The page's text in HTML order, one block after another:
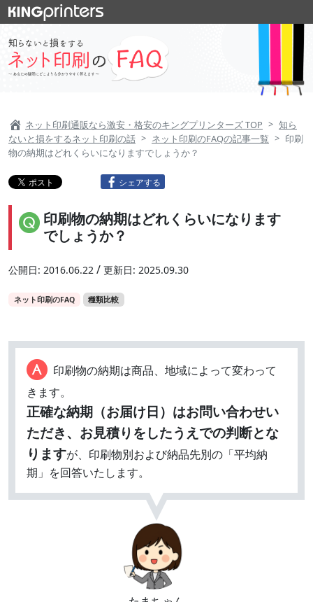
ネット印刷通販なら激安・格安のキングプリンターズ TOP
知ら
ないと損をするネット印刷の話
ネット印刷のFAQの記事一覧
印刷
物の納期はどれくらいになりますでしょうか？
シェアする
印刷物の納期はどれくらいになります
でしょうか？
公開日: 2016.06.22 / 更新日: 2025.09.30
ネット印刷のFAQ 種類比較
印刷物の納期は商品、地域によって変わって
きます。
正確な納期（お届け日）はお問い合わせい
ただき、お見積りをしたうえでの判断とな
りますが、印刷物別および納品先別の「平均納
期」を回答いたします。